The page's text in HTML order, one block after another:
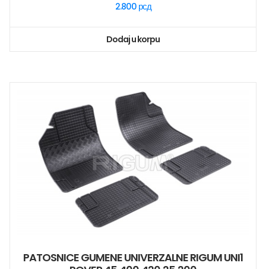
2.800 рсд
Dodaj u korpu
PATOSNICE GUMENE UNIVERZALNE RIGUM UNI1